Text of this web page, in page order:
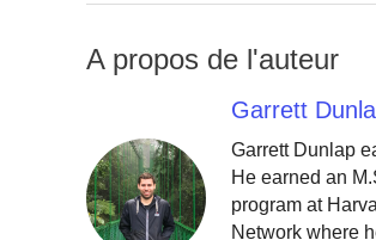
A propos de l'auteur
Garrett
Garrett Dunlap
He earned an
program at
Network where